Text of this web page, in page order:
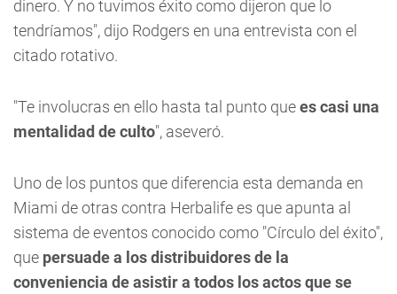
dinero. Y no tuvimos éxito como dijeron que lo
tendríamos", dijo Rodgers en una entrevista con el
citado rotativo.
"Te involucras en ello hasta tal punto quees casi una
mentalidad de culto", aseveró.
Uno de los puntos que diferencia esta demanda en
Miami de otras contra Herbalife es que apunta al
sistema de eventos conocido como "Círculo del éxito",
que persuade a los distribuidores de la
conveniencia de asistir a todos los actos que se